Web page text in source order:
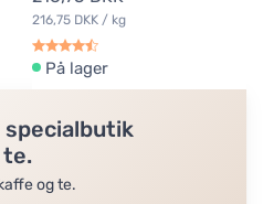
216,75 DKK / kg
På lager
specialbutik
te.
og te.